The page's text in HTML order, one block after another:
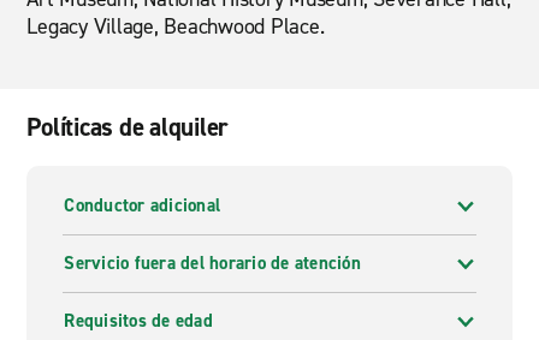
Legacy Village, Beachwood Place.
Políticas de alquiler
Conductor adicional
Servicio fuera del horario de atención
Requisitos de edad